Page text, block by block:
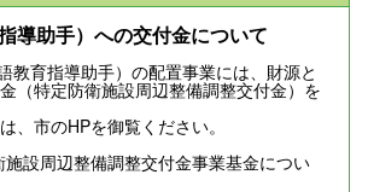
導助手）への交付金について
教育指導助手）の配置事業には、財源と
（特定防衛施設周辺整備調整交付金）を
、市のHPを御覧ください。
設周辺整備調整交付金事業基金につい